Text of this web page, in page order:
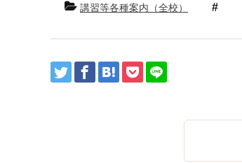
講習等各種案内（全校）